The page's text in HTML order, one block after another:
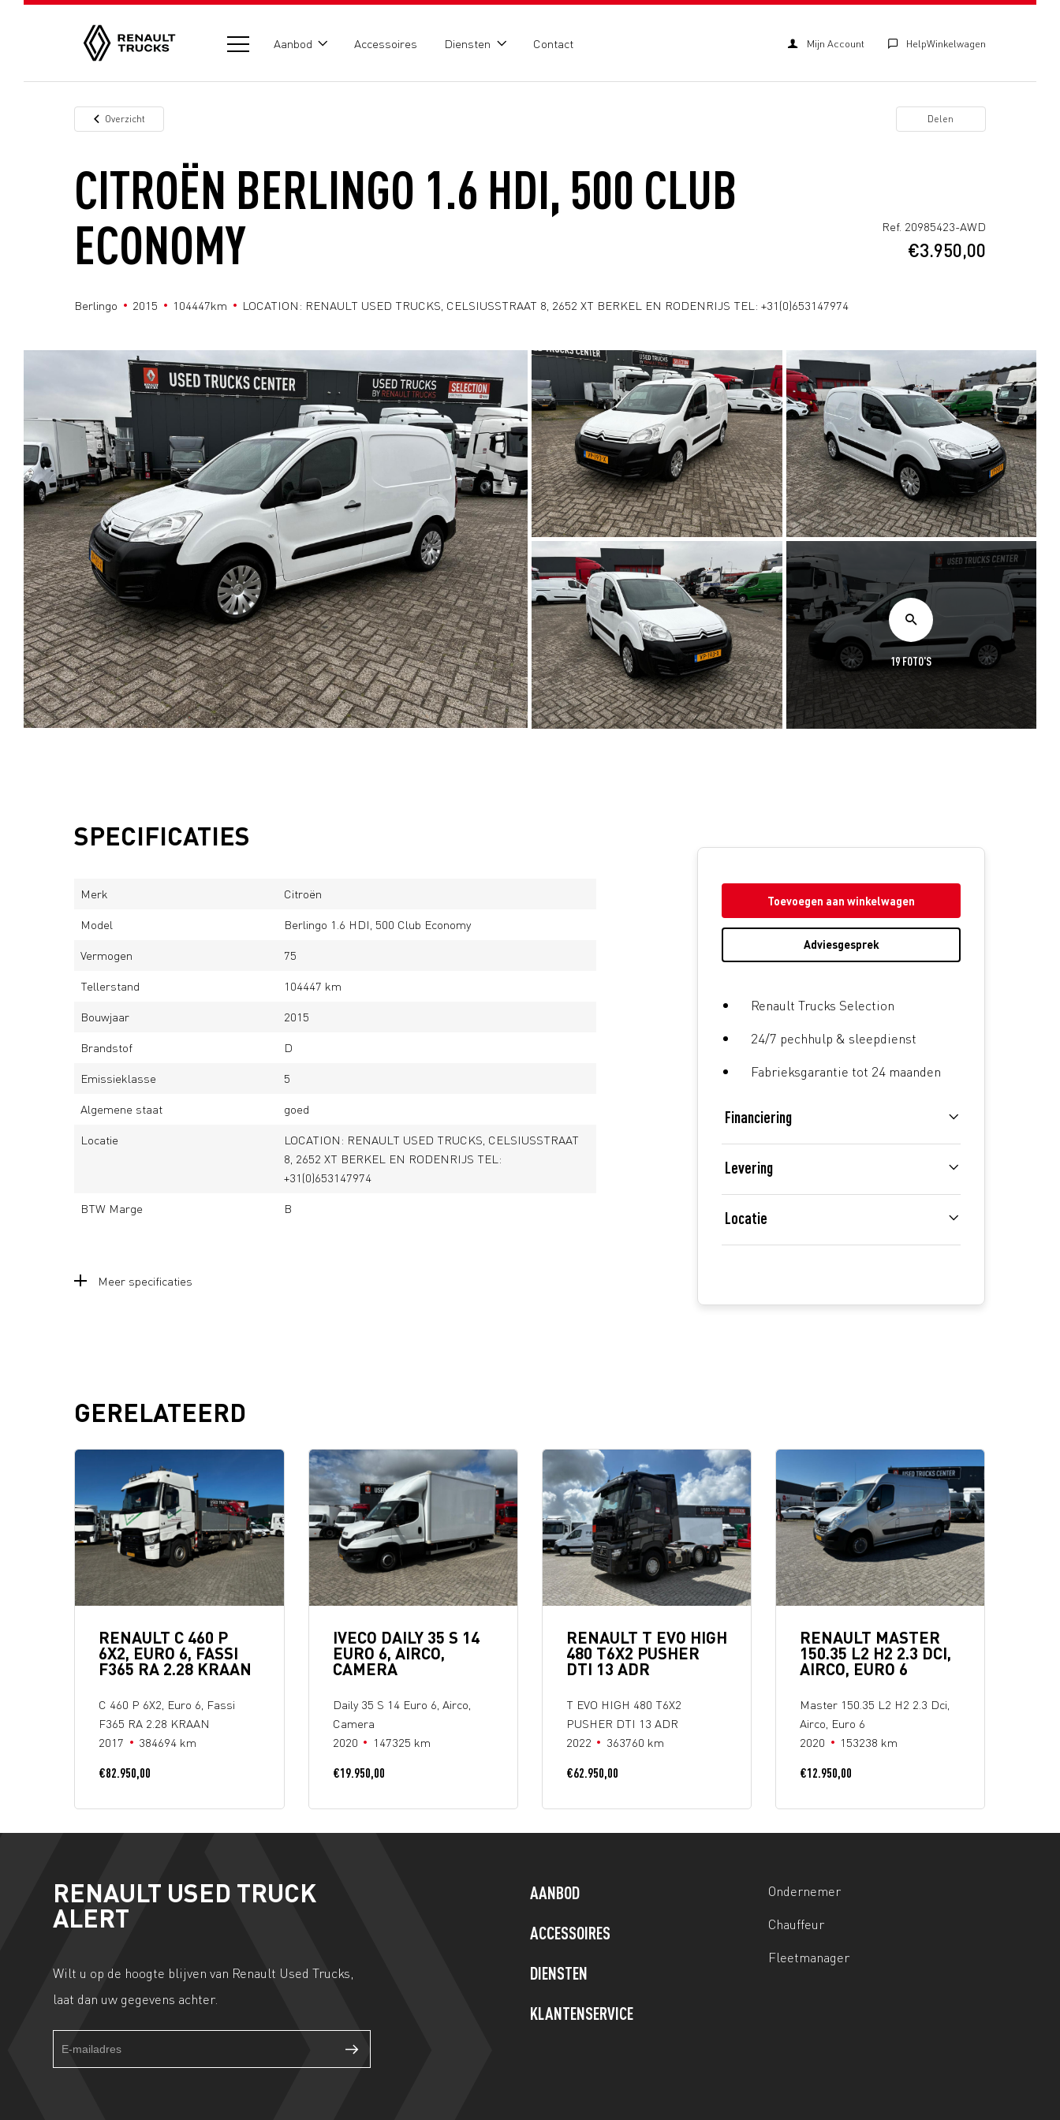
Aanbod Accessoires Diensten Contact Mijn Account HelpWinkelwagen
Overzicht Delen
CITROËN BERLINGO 1.6 HDI, 500 CLUB
ECONOMY
Berlingo 2015 104447km LOCATION: RENAULT USED TRUCKS, CELSIUSSTRAAT 8, 2652 XT BERKEL EN RODENRIJS TEL: +31(0)653147974
Ref. 20985423-AWD
€3.950,00
19 FOTO'S
SPECIFICATIES
Merk
Citroën
Model
Berlingo 1.6 HDI, 500 Club Economy
Vermogen
75
Tellerstand
104447 km
Bouwjaar
2015
Brandstof
D
Emissieklasse
5
Algemene staat
goed
Locatie
LOCATION: RENAULT USED TRUCKS, CELSIUSSTRAAT
8, 2652 XT BERKEL EN RODENRIJS TEL:
+31(0)653147974
BTW Marge
B
Meer specificaties
Toevoegen aan winkelwagen
Adviesgesprek
Renault Trucks Selection
24/7 pechhulp & sleepdienst
Fabrieksgarantie tot 24 maanden
Financiering
Levering
Locatie
GERELATEERD
RENAULT C 460 P
6X2, EURO 6, FASSI
F365 RA 2.28 KRAAN
C 460 P 6X2, Euro 6, Fassi
F365 RA 2.28 KRAAN
2017
384694 km
€82.950,00
IVECO DAILY 35 S 14
EURO 6, AIRCO,
CAMERA
Daily 35 S 14 Euro 6, Airco,
Camera
2020
147325 km
€19.950,00
RENAULT T EVO HIGH
480 T6X2 PUSHER
DTI 13 ADR
T EVO HIGH 480 T6X2
PUSHER DTI 13 ADR
2022
363760 km
€62.950,00
RENAULT MASTER
150.35 L2 H2 2.3 DCI,
AIRCO, EURO 6
Master 150.35 L2 H2 2.3 Dci,
Airco, Euro 6
2020
153238 km
€12.950,00
RENAULT USED TRUCK
ALERT
Wilt u op de hoogte blijven van Renault Used Trucks,
laat dan uw gegevens achter.
footer
AANBOD
ACCESSOIRES
DIENSTEN
KLANTENSERVICE
Ondernemer
Chauffeur
Fleetmanager